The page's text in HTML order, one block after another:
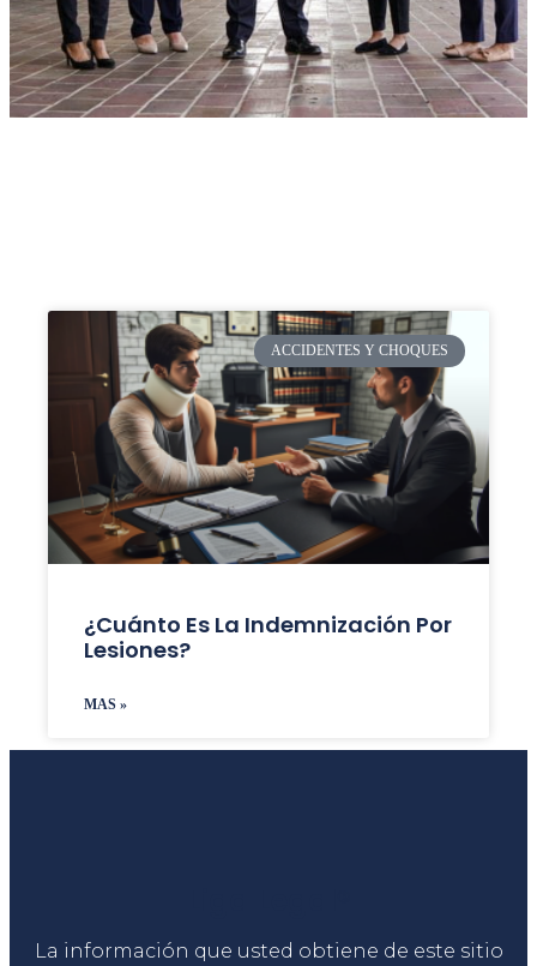
ACCIDENTES Y CHOQUES
¿Cuánto Es La Indemnización Por
Lesiones?
MAS »
La información que usted obtiene de este sitio